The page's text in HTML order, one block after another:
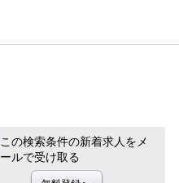
この検索条件の新着求人をメ
ールで受け取る